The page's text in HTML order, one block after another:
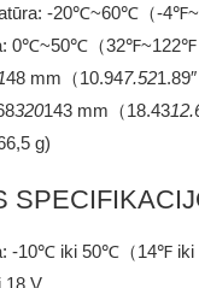
-20℃~60℃（-
0℃~50℃（32℉~122℉
48 mm（10.947.52
320143 mm（18.43
g)
-10℃ iki 50℃（14℉
18 V